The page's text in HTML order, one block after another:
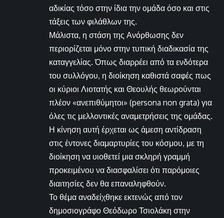
αδικίας τόσο στην ίδια την ομάδα όσο και στις
τάξεις των φιλάθλων της.
Μάλιστα, η στάση της Ανόρθωσης δεν
περιορίζεται μόνο στην τυπική διαδικασία της
καταγγελίας. Όπως διαρρέει από τα ενδότερα
του συλλόγου, η διοίκηση καθιστά σαφές πως
οι κύριοι Λιοτατής και Θεουλής θεωρούνται
πλέον «ανεπιθύμητοι» (persona non grata) για
όλες τις μελλοντικές αναμετρήσεις της ομάδας.
Η κίνηση αυτή έρχεται ως άμεση αντίδραση
στις έντονες διαμαρτυρίες του κόσμου, με τη
διοίκηση να υιοθετεί μια σκληρή γραμμή
προκειμένου να διασφαλίσει ότι παρόμοιες
διαιτησίες δεν θα επαναληφθούν.
Το θέμα αναδείχθηκε εκτενώς από τον
δημοσιογράφο Θεόδωρο Τσιολάκη στην